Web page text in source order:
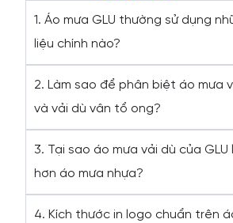
1. Áo mưa GLU thường sử dụng
liệu chính nào?
2. Làm sao để phân biệt áo mưa
và vải dù vân tổ ong?
3. Tại sao áo mưa vải dù của
hơn áo mưa nhựa?
4. Kích thước in logo chuẩn trên